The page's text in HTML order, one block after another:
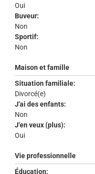
Oui
Buveur:
Non
Sportif:
Non
Maison et famille
Situation familiale:
Divorcé(e)
J'ai des enfants:
Non
J'en veux (plus):
Oui
Vie professionnelle
Éducation: